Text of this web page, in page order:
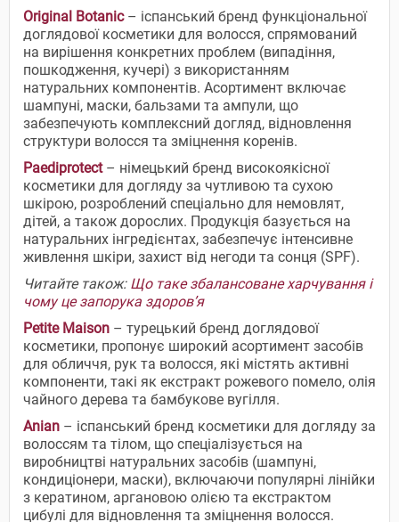
Original Botanic– іспанський бренд функціональної
доглядової косметики для волосся, спрямований
на вирішення конкретних проблем (випадіння,
пошкодження, кучері) з використанням
натуральних компонентів. Асортимент включає
шампуні, маски, бальзами та ампули, що
забезпечують комплексний догляд, відновлення
структури волосся та зміцнення коренів.
Paediprotect– німецький бренд високоякісної
косметики для догляду за чутливою та сухою
шкірою, розроблений спеціально для немовлят,
дітей, а також дорослих. Продукція базується на
натуральних інгредієнтах, забезпечує інтенсивне
живлення шкіри, захист від негоди та сонця (SPF).
Читайте також: Що таке збалансоване харчування і
чому це запорука здоров’я
Petite Maison – турецький бренд доглядової
косметики, пропонує широкий асортимент засобів
для обличчя, рук та волосся, які містять активні
компоненти, такі як екстракт рожевого помело, олія
чайного дерева та бамбукове вугілля.
Anian – іспанський бренд косметики для догляду за
волоссям та тілом, що спеціалізується на
виробництві натуральних засобів (шампуні,
кондиціонери, маски), включаючи популярні лінійки
з кератином, аргановою олією та екстрактом
цибулі для відновлення та зміцнення волосся.